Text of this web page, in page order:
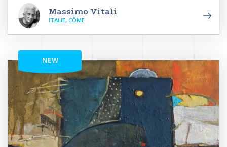
Massimo Vitali
ITALIE, CÔME
NEW